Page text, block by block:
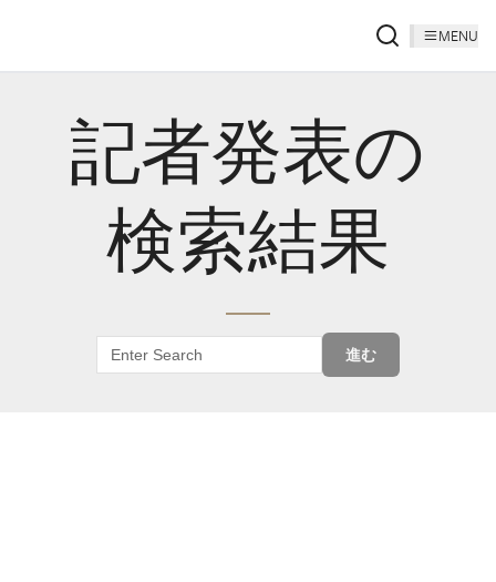
MENU
記者発表の
検索結果
進む